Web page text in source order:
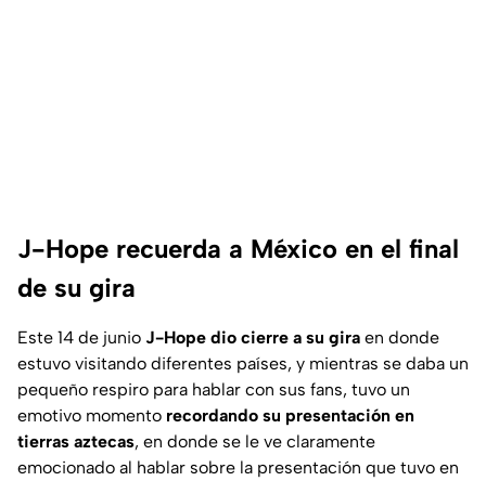
J-Hope recuerda a México en el final
de su gira
Este 14 de junio J-Hope dio cierre a su gira en donde
estuvo visitando diferentes países, y mientras se daba un
pequeño respiro para hablar con sus fans, tuvo un
emotivo momento recordando su presentación en
tierras aztecas, en donde se le ve claramente
emocionado al hablar sobre la presentación que tuvo en